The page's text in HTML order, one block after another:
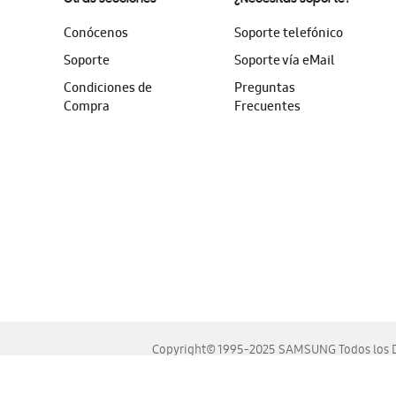
Conócenos
Soporte
Condiciones de
Compra
Soporte telefónico
Soporte vía eMail
Preguntas
Frecuentes
Copyright© 1995-2025 SAMSUNG Todos los